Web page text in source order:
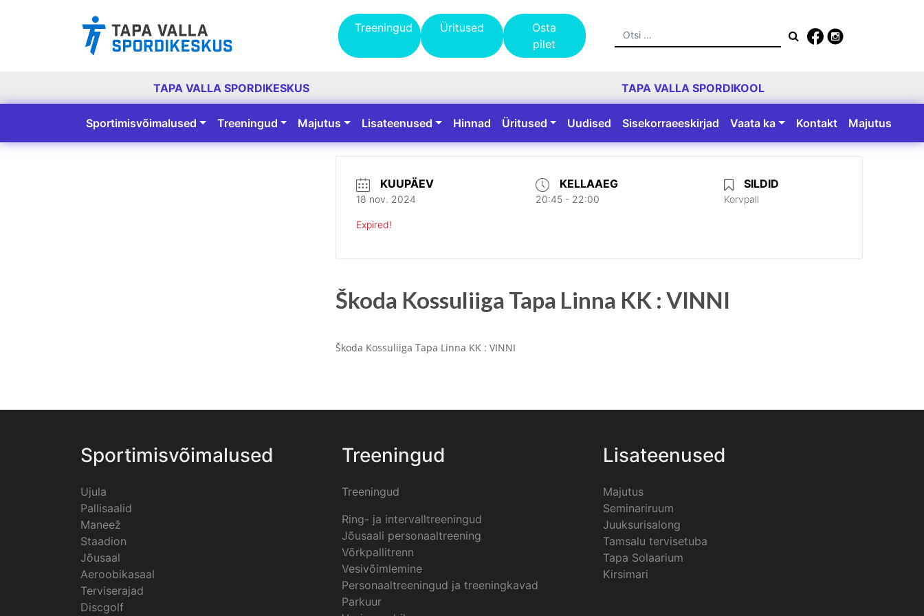
Treeningud Üritused
Osta
pilet
Otsing
TAPA VALLA SPORDIKESKUS TAPA VALLA SPORDIKOOL
Peamine navigatsioon
Sportimisvõimalused Treeningud Majutus Lisateenused Hinnad Üritused Uudised Sisekorraeeskirjad Vaata ka Kontakt Majutus
KUUPÄEV
18 nov. 2024
Expired!
KELLAAEG
20:45 - 22:00
SILDID
Korvpall
Škoda Kossuliiga Tapa Linna KK : VINNI
Škoda Kossuliiga Tapa Linna KK : VINNI
Sportimisvõimalused
Ujula
Pallisaalid
Maneež
Staadion
Jõusaal
Aeroobikasaal
Terviserajad
Discgolf
Treeningud
Treeningud
Ring- ja intervalltreeningud
Jõusaali personaaltreening
Võrkpallitrenn
Vesivõimlemine
Personaaltreeningud ja treeningkavad
Parkuur
Lisateenused
Majutus
Seminariruum
Juuksurisalong
Tamsalu tervisetuba
Tapa Solaarium
Kirsimari